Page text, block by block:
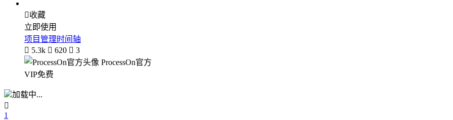
收藏
立即使用
项目管理时间轴
 5.3k  620  3
ProcessOn官方
VIP免费
加载中...

1